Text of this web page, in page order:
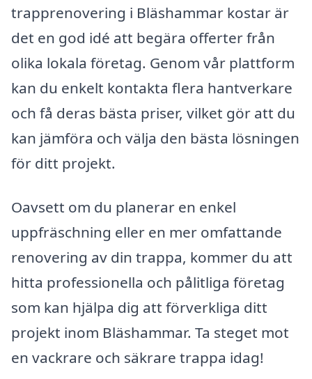
trapprenovering i Bläshammar kostar är
det en god idé att begära offerter från
olika lokala företag. Genom vår plattform
kan du enkelt kontakta flera hantverkare
och få deras bästa priser, vilket gör att du
kan jämföra och välja den bästa lösningen
för ditt projekt.
Oavsett om du planerar en enkel
uppfräschning eller en mer omfattande
renovering av din trappa, kommer du att
hitta professionella och pålitliga företag
som kan hjälpa dig att förverkliga ditt
projekt inom Bläshammar. Ta steget mot
en vackrare och säkrare trappa idag!